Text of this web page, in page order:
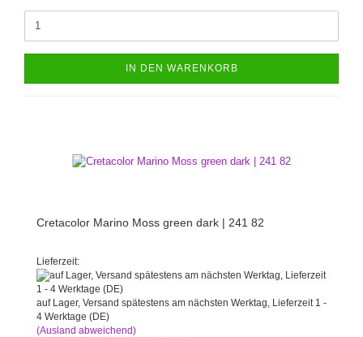
IN DEN WARENKORB
Cretacolor Marino Moss green dark | 241 82
Lieferzeit:
auf Lager, Versand spätestens am nächsten Werktag, Lieferzeit 1 -
4 Werktage (DE)
(Ausland abweichend)